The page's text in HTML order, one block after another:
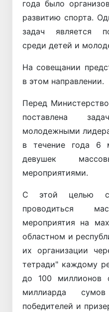
года было
развитию спорта.
задач является
среди детей и
На совещании
в этом направлении.
Перед
поставлена
молодежными
в течение года 6
девушек
мероприятиями.
С этой целью с
проводиться
мероприятия на
областном и
их организации
тетради" каждому
до 100
миллиарда
победителей и